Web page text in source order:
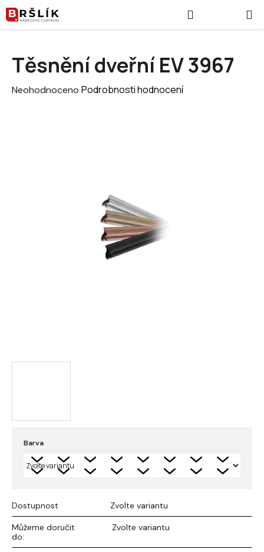
Přejít na obsah
Barva
Dostupnost Zvolte variantu
Můžeme doručit
do:
Zvolte variantu
Těsnění dveřní EV 3967
Průměrné hodnocení produktu je 0,0 z 5 hvězdiček.
Neohodnoceno Podrobnosti hodnocení